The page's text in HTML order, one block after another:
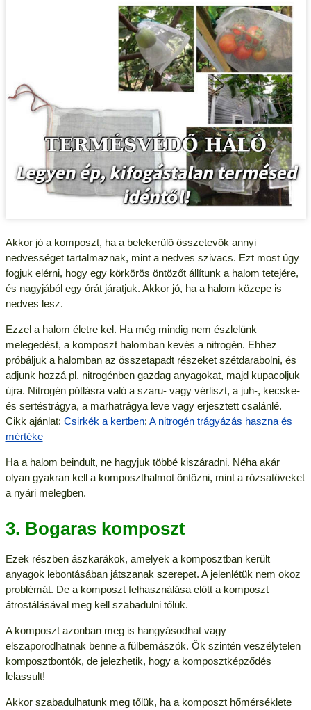
Akkor jó a komposzt, ha a belekerülő összetevők annyi
nedvességet tartalmaznak, mint a nedves szivacs. Ezt most úgy
fogjuk elérni, hogy egy körkörös öntözőt állítunk a halom tetejére,
és nagyjából egy órát járatjuk. Akkor jó, ha a halom közepe is
nedves lesz.
Ezzel a halom életre kel. Ha még mindig nem észlelünk
melegedést, a komposzt halomban kevés a nitrogén. Ehhez
próbáljuk a halomban az összetapadt részeket szétdarabolni, és
adjunk hozzá pl. nitrogénben gazdag anyagokat, majd kupacoljuk
újra. Nitrogén pótlásra való a szaru- vagy vérliszt, a juh-, kecske-
és sertéstrágya, a marhatrágya leve vagy erjesztett csalánlé.
Cikk ajánlat: Csirkék a kertben; A nitrogén trágyázás haszna és
mértéke
Ha a halom beindult, ne hagyjuk többé kiszáradni. Néha akár
olyan gyakran kell a komposzthalmot öntözni, mint a rózsatöveket
a nyári melegben.
3. Bogaras komposzt
Ezek részben ászkarákok, amelyek a komposztban került
anyagok lebontásában játszanak szerepet. A jelenlétük nem okoz
problémát. De a komposzt felhasználása előtt a komposzt
átrostálásával meg kell szabadulni tőlük.
A komposzt azonban meg is hangyásodhat vagy
elszaporodhatnak benne a fülbemászók. Ők szintén veszélytelen
komposztbontók, de jelezhetik, hogy a komposztképződés
lelassult!
Akkor szabadulhatunk meg tőlük, ha a komposzt hőmérséklete